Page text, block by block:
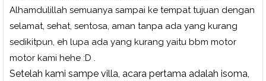
Alhamdulillah semuanya sampai ke tempat tujuan dengan
selamat, sehat, sentosa, aman tanpa ada yang kurang
sedikitpun, eh lupa ada yang kurang yaitu bbm motor
motor kami hehe :D .
Setelah kami sampe villa, acara pertama adalah isoma,